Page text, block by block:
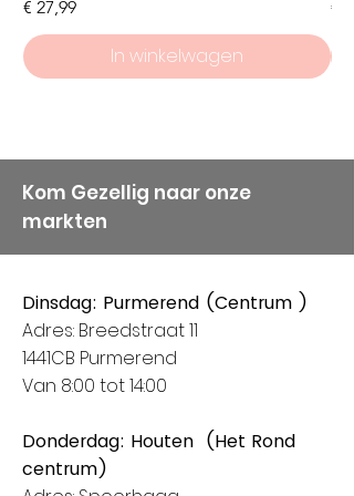
weten dat service en
kwaliteit bij ons hoog in het
vaandel staan, vandaar
Prijs
€ 27,99
In winkelwagen
Prijs
€
Kom Gezellig naar onze
markten
Dinsdag: Purmerend (Centrum )
Adres: Breedstraat 11
1441CB Purmerend
Van 8:00 tot 14:00
Donderdag: Houten (Het Rond
centrum)